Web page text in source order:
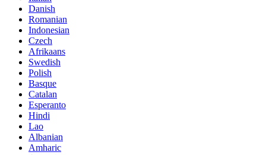
Danish
Romanian
Indonesian
Czech
Afrikaans
Swedish
Polish
Basque
Catalan
Esperanto
Hindi
Lao
Albanian
Amharic